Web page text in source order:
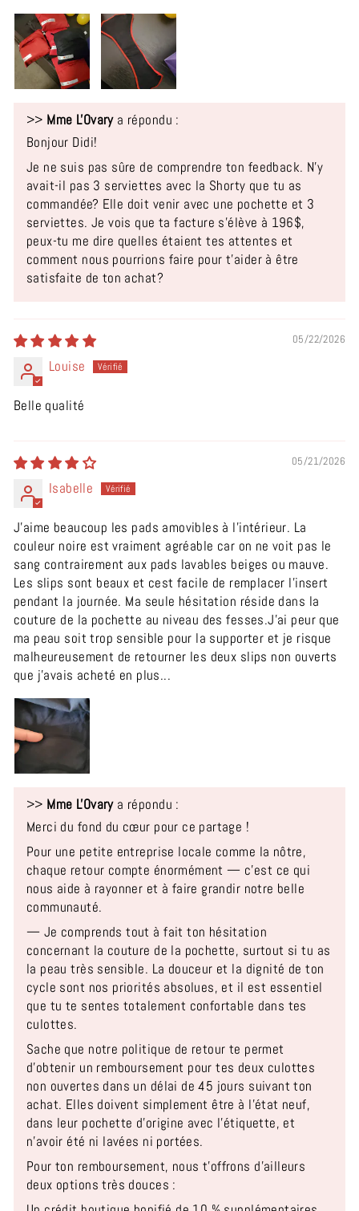
>> Mme L'Ovarya répondu :
Bonjour Didi!
Je ne suis pas sûre de comprendre ton feedback. N'y
avait-il pas 3 serviettes avec la Shorty que tu as
commandée? Elle doit venir avec une pochette et 3
serviettes. Je vois que ta facture s'élève à 196$,
peux-tu me dire quelles étaient tes attentes et
comment nous pourrions faire pour t'aider à être
satisfaite de ton achat?
05/22/2026
Louise
Belle qualité
05/21/2026
Isabelle
J'aime beaucoup les pads amovibles à l'intérieur. La
couleur noire est vraiment agréable car on ne voit pas le
sang contrairement aux pads lavables beiges ou mauve.
Les slips sont beaux et cest facile de remplacer l'insert
pendant la journée. Ma seule hésitation réside dans la
couture de la pochette au niveau des fesses.J'ai peur que
ma peau soit trop sensible pour la supporter et je risque
malheureusement de retourner les deux slips non ouverts
que j'avais acheté en plus...
>> Mme L'Ovarya répondu :
Merci du fond du cœur pour ce partage !
Pour une petite entreprise locale comme la nôtre,
chaque retour compte énormément — c'est ce qui
nous aide à rayonner et à faire grandir notre belle
communauté.
— Je comprends tout à fait ton hésitation
concernant la couture de la pochette, surtout si tu as
la peau très sensible. La douceur et la dignité de ton
cycle sont nos priorités absolues, et il est essentiel
que tu te sentes totalement confortable dans tes
culottes.
Sache que notre politique de retour te permet
d'obtenir un remboursement pour tes deux culottes
non ouvertes dans un délai de 45 jours suivant ton
achat. Elles doivent simplement être à l’état neuf,
dans leur pochette d'origine avec l'étiquette, et
n'avoir été ni lavées ni portées.
Pour ton remboursement, nous t'offrons d'ailleurs
deux options très douces :